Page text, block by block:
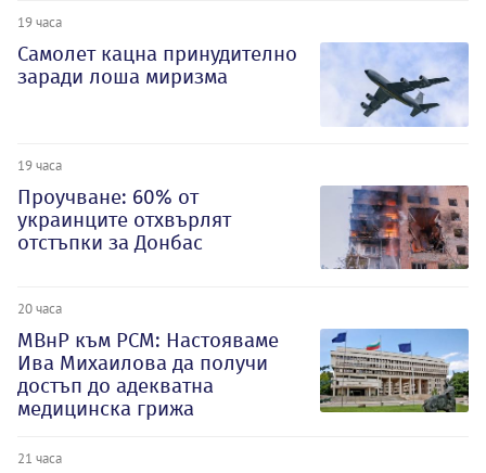
19 часа
Самолет кацна принудително
заради лоша миризма
19 часа
Проучване: 60% от
украинците отхвърлят
отстъпки за Донбас
20 часа
МВнР към РСМ: Настояваме
Ива Михаилова да получи
достъп до адекватна
медицинска грижа
21 часа